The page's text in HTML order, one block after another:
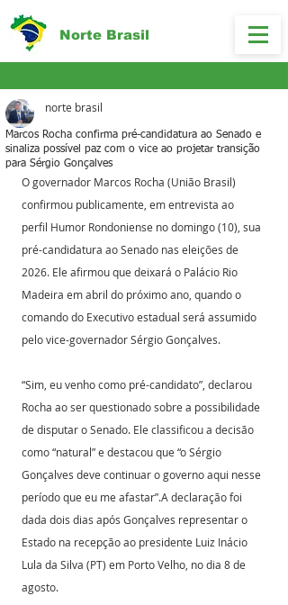
Norte Brasil
Marcos Rocha confirma pré-candidatura ao Senado e
sinaliza possível paz com o vice ao projetar transição
para Sérgio Gonçalves
norte brasil
O governador Marcos Rocha (União Brasil)
confirmou publicamente, em entrevista ao
perfil Humor Rondoniense no domingo (10), sua
pré-candidatura ao Senado nas eleições de
2026. Ele afirmou que deixará o Palácio Rio
Madeira em abril do próximo ano, quando o
comando do Executivo estadual será assumido
pelo vice-governador Sérgio Gonçalves.
“Sim, eu venho como pré-candidato”, declarou
Rocha ao ser questionado sobre a possibilidade
de disputar o Senado. Ele classificou a decisão
como “natural” e destacou que “o Sérgio
Gonçalves deve continuar o governo aqui nesse
período que eu me afastar”.A declaração foi
dada dois dias após Gonçalves representar o
Estado na recepção ao presidente Luiz Inácio
Lula da Silva (PT) em Porto Velho, no dia 8 de
agosto.